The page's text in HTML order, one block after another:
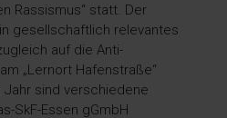
Rassismus“ statt. Der
gesellschaftlich relevantes
auf die Anti-
„Lernort Hafenstraße“
sind verschiedene
SkF-Essen gGmbH